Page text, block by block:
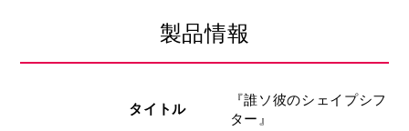
製品情報
タイトル
『誰ソ彼のシェイプシフ
ター』